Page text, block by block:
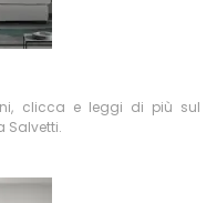
clicca e leggi di più sul
Salvetti.